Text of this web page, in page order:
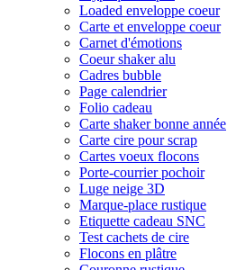
Loaded enveloppe coeur
Carte et enveloppe coeur
Carnet d'émotions
Coeur shaker alu
Cadres bubble
Page calendrier
Folio cadeau
Carte shaker bonne année
Carte cire pour scrap
Cartes voeux flocons
Porte-courrier pochoir
Luge neige 3D
Marque-place rustique
Etiquette cadeau SNC
Test cachets de cire
Flocons en plâtre